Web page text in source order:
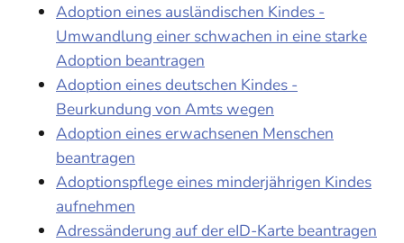
Adoption eines ausländischen Kindes -
Umwandlung einer schwachen in eine starke
Adoption beantragen
Adoption eines deutschen Kindes -
Beurkundung von Amts wegen
Adoption eines erwachsenen Menschen
beantragen
Adoptionspflege eines minderjährigen Kindes
aufnehmen
Adressänderung auf der eID-Karte beantragen